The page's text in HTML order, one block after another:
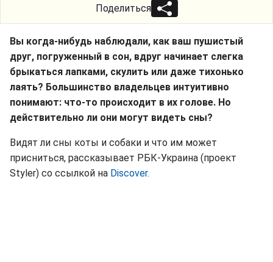
Поделиться
Вы когда-нибудь наблюдали, как ваш пушистый
друг, погруженный в сон, вдруг начинает слегка
брыкаться лапками, скулить или даже тихонько
лаять? Большинство владельцев интуитивно
понимают: что-то происходит в их голове. Но
действительно ли они могут видеть сны?
Видят ли сны коты и собаки и что им может
присниться, рассказывает РБК-Украина (проект
Styler) со ссылкой на Discover.